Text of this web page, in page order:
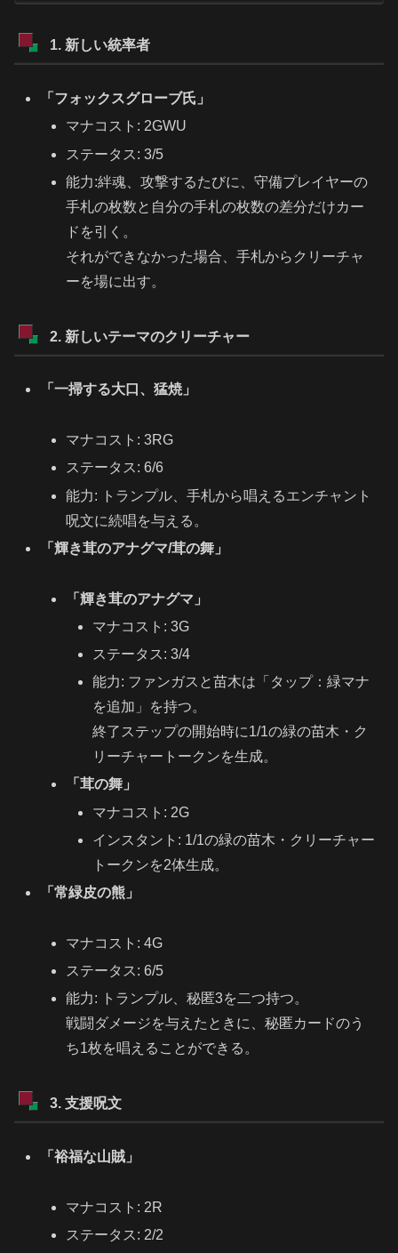
1. 新しい統率者
「フォックスグローブ氏」
マナコスト: 2GWU
ステータス: 3/5
能力:絆魂、攻撃するたびに、守備プレイヤーの
手札の枚数と自分の手札の枚数の差分だけカー
ドを引く。
それができなかった場合、手札からクリーチャ
ーを場に出す。
2. 新しいテーマのクリーチャー
「一掃する大口、猛焼」
マナコスト: 3RG
ステータス: 6/6
能力: トランプル、手札から唱えるエンチャント
呪文に続唱を与える。
「輝き茸のアナグマ/茸の舞」
「輝き茸のアナグマ」
マナコスト: 3G
ステータス: 3/4
能力: ファンガスと苗木は「タップ：緑マナ
を追加」を持つ。
終了ステップの開始時に1/1の緑の苗木・ク
リーチャートークンを生成。
「茸の舞」
マナコスト: 2G
インスタント: 1/1の緑の苗木・クリーチャー
トークンを2体生成。
「常緑皮の熊」
マナコスト: 4G
ステータス: 6/5
能力: トランプル、秘匿3を二つ持つ。
戦闘ダメージを与えたときに、秘匿カードのう
ち1枚を唱えることができる。
3. 支援呪文
「裕福な山賊」
マナコスト: 2R
ステータス: 2/2